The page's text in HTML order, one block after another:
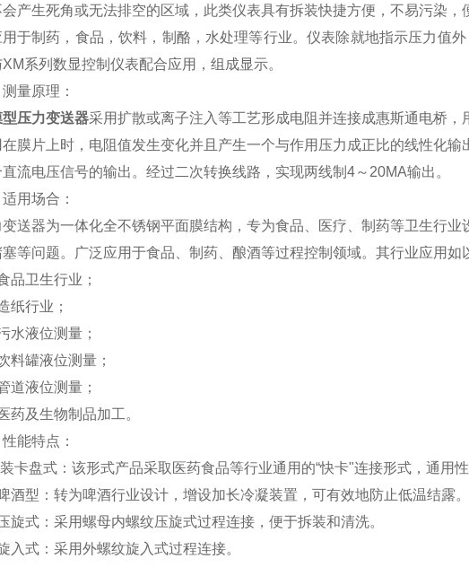
产生死角或无法排空的区域，此类仪表具有拆装快捷方便，不易污染
于制药，食品，饮料，制酪，水处理等行业。仪表除就地指示压力值
系列数显控制仪表配合应用，组成显示。
量原理：
压力变送器采用扩散或离子注入等工艺形成电阻并连接成惠斯通电桥
膜片上时，电阻值发生变化并且产生一个与作用压力成正比的线性化
流电压信号的输出。经过二次转换线路，实现两线制4～20MA输出。
用场合：
变送器为一体化全不锈钢平面膜结构，专为食品、医疗、制药等卫生行
等问题。广泛应用于食品、制药、酿酒等过程控制领域。其行业应用如
品卫生行业；
纸行业；
水液位测量；
料罐液位测量；
道液位测量；
药及生物制品加工。
性能特点：
卡盘式：该形式产品采取医药食品等行业通用的“快卡"连接形式，通用性
酒型：转为啤酒行业设计，增设加长冷凝装置，可有效地防止低温结露。
旋式：采用螺母内螺纹压旋式过程连接，便于拆装和清洗。
入式：采用外螺纹旋入式过程连接。